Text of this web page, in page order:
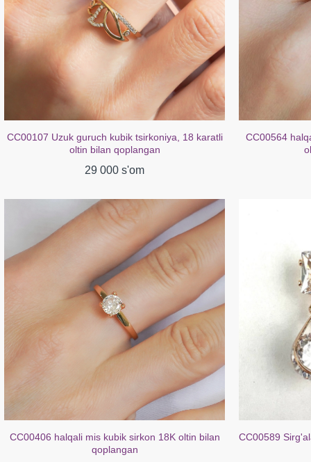
CC00107 Uzuk guruch kubik tsirkoniya, 18 karatli
oltin bilan qoplangan
29 000 s'om
CC00406 halqali mis kubik sirkon 18K oltin bilan
qoplangan
CC00564
CC00589